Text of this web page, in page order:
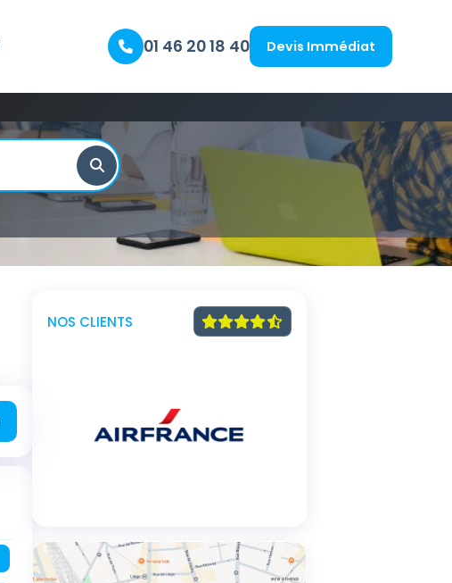
01 46 20 18 40 Devis Immédiat
NOS CLIENTS